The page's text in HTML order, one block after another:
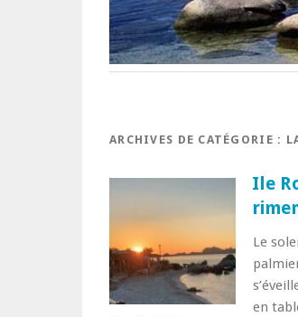
ARCHIVES DE CATÉGORIE :
Ile
Le
en